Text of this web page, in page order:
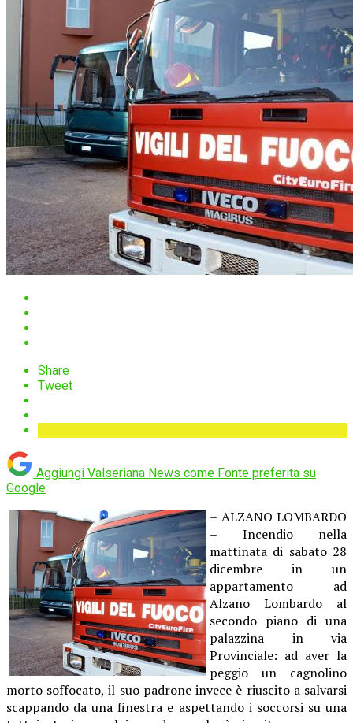
Share
Tweet
Aggiungi Valseriana News come Fonte preferita su
Google
– ALZANO LOMBARDO
– Incendio nella
mattinata di sabato 28
dicembre in un
appartamento ad
Alzano Lombardo al
secondo piano di una
palazzina in via
Provinciale: ad aver la
peggio un cagnolino
morto soffocato, il suo padrone invece è riuscito a salvarsi
scappando da una finestra e aspettando i soccorsi su una